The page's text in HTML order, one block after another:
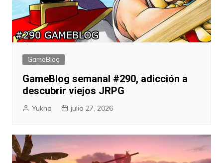
GameBlog
GameBlog semanal #290, adicción a
descubrir viejos JRPG
Yukha julio 27, 2026